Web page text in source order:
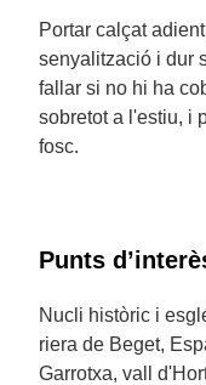
Portar calçat
senyalització i dur
fallar si no hi ha
sobretot a l'estiu, i
fosc.
Punts
Nucli històric i
riera de Beget,
Garrotxa, vall